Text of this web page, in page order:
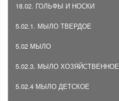
18.02. ГОЛЬФЫ И НОСКИ
5.02.1. МЫЛО ТВЕРДОЕ
5.02 МЫЛО
5.02.3. МЫЛО ХОЗЯЙСТВЕННОЕ
5.02.4 МЫЛО ДЕТСКОЕ